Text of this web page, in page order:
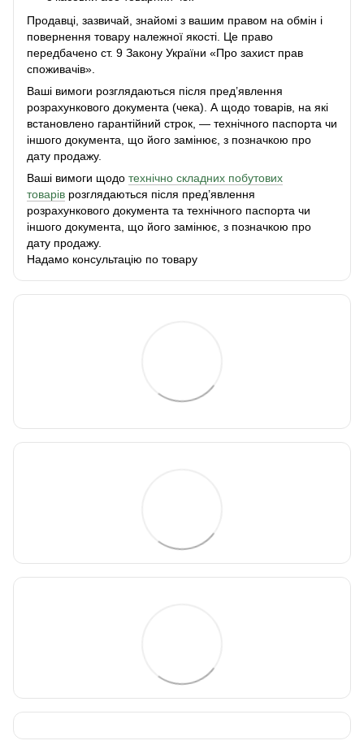
Продавці, зазвичай, знайомі з вашим правом на обмін і
повернення товару належної якості. Це право
передбачено ст. 9 Закону України «Про захист прав
споживачів».
Ваші вимоги розглядаються після пред’явлення
розрахункового документа (чека). А щодо товарів, на які
встановлено гарантійний строк, — технічного паспорта чи
іншого документа, що його замінює, з позначкою про
дату продажу.
Ваші вимоги щодо технічно складних побутових
товарів розглядаються після пред’явлення
розрахункового документа та технічного паспорта чи
іншого документа, що його замінює, з позначкою про
дату продажу.
Надамо консультацію по товару